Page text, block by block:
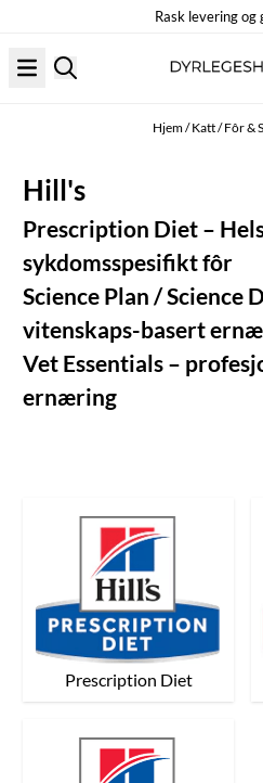
Rask levering
Hjem/Katt/Fôr &
Hill's
Prescription Diet –
sykdomsspesifikt fôr
Science Plan / Science
vitenskaps-basert
Vet Essentials –
ernæring
Prescription Diet